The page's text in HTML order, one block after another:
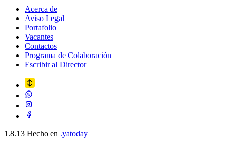
Acerca de
Aviso Legal
Portafolio
Vacantes
Contactos
Programa de Colaboración
Escribir al Director
1.8.13 Hecho en .yatoday